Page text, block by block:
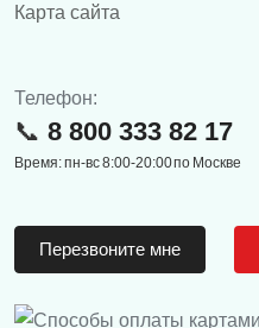
Карта сайта
Телефон:
8 800 333 82 17
Время: пн-вс 8:00-20:00 по Москве
Перезвоните мне